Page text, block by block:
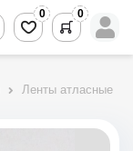
0 0
Ленты атласные